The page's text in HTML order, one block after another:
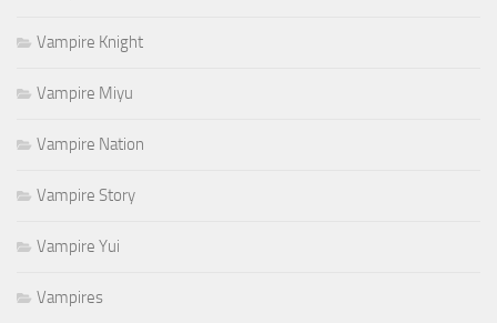
Vampire Knight
Vampire Miyu
Vampire Nation
Vampire Story
Vampire Yui
Vampires